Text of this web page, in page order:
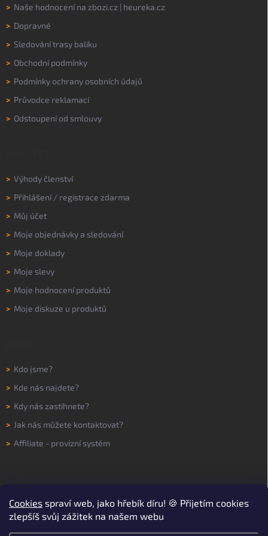
Cookies spraví web, jako hřebík díru! 🍪 Přijetím cookies
zlepšíš svůj zážitek na našem webu
> Naše hodnocení na zbozi.cz | heureka.cz
> Dopravné
> Sledování trasy balíku
> Obchodní podmínky
> Podmínky ochrany osobních údajů
> Průvodce reklamací
> Odstoupení od smlouvy
> Výhody členství
> Přihlášení/ registrace zdarma
> Můj účet
> Moje objednávky a sledování
> Moje doklady
> Moje slevy
> Moje hodnocení produktů
> Moje diskuze u produktů
> Kdo jsme?
> Kde nás najdete?
> Kdy nás zastihnete?
> Jak nás můžete kontaktovat?
> Affiliate - provizní systém